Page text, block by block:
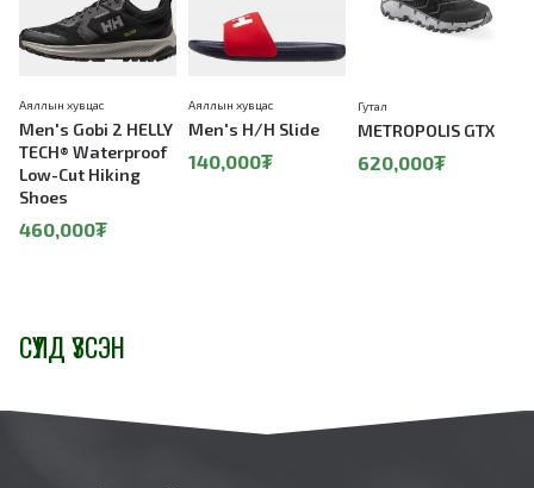
Men's Gobi 2 HELLY
TECH® Waterproof
Low-Cut Hiking
Shoes
Аяллын хувцас
460,000₮
Men's H/H Slide
Аяллын хувцас
140,000₮
METROPOLIS GTX
Гутал
620,000₮
СҮҮЛД ҮЗСЭН